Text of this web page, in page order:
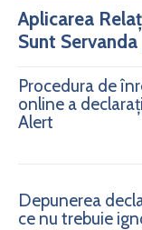
Aplicarea
Sunt
Procedura de
online a
Alert
Depunerea
ce nu trebuie